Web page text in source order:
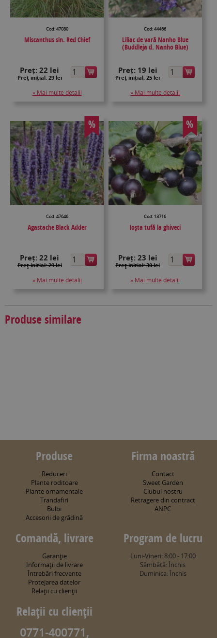
Cod: 47080
Miscanthus sin. Red Chief
Preț:22 lei
Preţ inițial: 29 lei
» Mai multe detalii
Cod: 44466
Liliac de vară Nanho Blue
(Buddleja d. Nanho Blue)
Preț: 19 lei
Preţ inițial: 25 lei
» Mai multe detalii
%
Cod: 47646
Agastache Black Adder
Preț:22 lei
Preţ inițial: 29 lei
» Mai multe detalii
%
Cod: 13716
Ioşta tufă la ghiveci
Preț: 23 lei
Preţ inițial: 30 lei
» Mai multe detalii
Produse similare
Produse
Reduceri
Plante roditoare
Plante ornamentale
Trandafiri
Bulbi
Accesorii de grădină
Firma noastră
Contact
Sweet Garden
Clubul nostru
Retragere din contract
ANPC
Comandă, livrare
Garanţie
Informaţii de livrare
Întrebări frecvente
Protejarea datelor
Relaţii cu clienţii
Program de lucru
Luni-Vineri: 8:00 - 17:00
Sâmbătă: Închis
Duminica: Închis
Relaţii cu clienţii
0771-400771,